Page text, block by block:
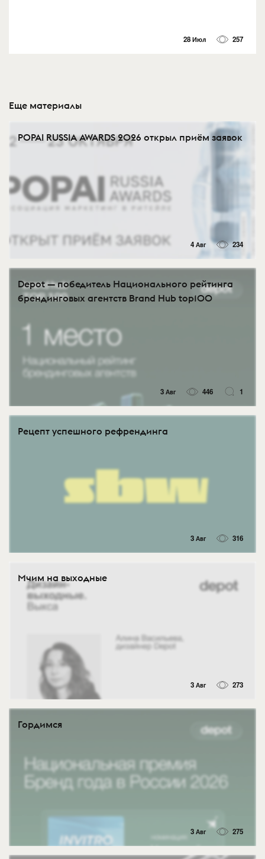
28 Июл 257
Еще материалы
POPAI RUSSIA AWARDS 2026 открыл приём заявок
4 Авг 234
Depot — победитель Национального рейтинга
брендинговых агентств Brand Hub top100
3 Авг 446 1
Рецепт успешного рефрендинга
3 Авг 316
Мчим на выходные
3 Авг 273
Гордимся
3 Авг 275